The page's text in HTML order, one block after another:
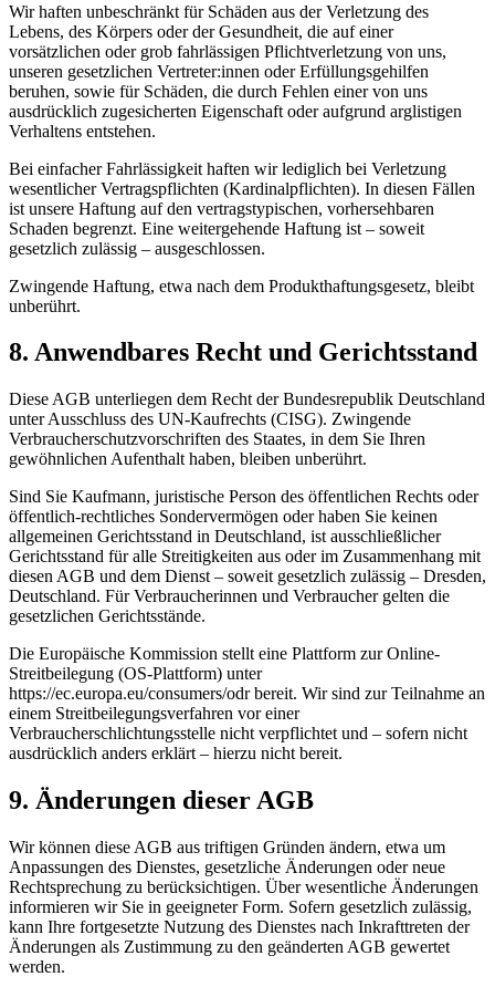
Wir haften unbeschränkt für Schäden aus der Verletzung des
Lebens, des Körpers oder der Gesundheit, die auf einer
vorsätzlichen oder grob fahrlässigen Pflichtverletzung von uns,
unseren gesetzlichen Vertreter:innen oder Erfüllungsgehilfen
beruhen, sowie für Schäden, die durch Fehlen einer von uns
ausdrücklich zugesicherten Eigenschaft oder aufgrund arglistigen
Verhaltens entstehen.
Bei einfacher Fahrlässigkeit haften wir lediglich bei Verletzung
wesentlicher Vertragspflichten (Kardinalpflichten). In diesen Fällen
ist unsere Haftung auf den vertragstypischen, vorhersehbaren
Schaden begrenzt. Eine weitergehende Haftung ist – soweit
gesetzlich zulässig – ausgeschlossen.
Zwingende Haftung, etwa nach dem Produkthaftungsgesetz, bleibt
unberührt.
8. Anwendbares Recht und Gerichtsstand
Diese AGB unterliegen dem Recht der Bundesrepublik Deutschland
unter Ausschluss des UN-Kaufrechts (CISG). Zwingende
Verbraucherschutzvorschriften des Staates, in dem Sie Ihren
gewöhnlichen Aufenthalt haben, bleiben unberührt.
Sind Sie Kaufmann, juristische Person des öffentlichen Rechts oder
öffentlich-rechtliches Sondervermögen oder haben Sie keinen
allgemeinen Gerichtsstand in Deutschland, ist ausschließlicher
Gerichtsstand für alle Streitigkeiten aus oder im Zusammenhang mit
diesen AGB und dem Dienst – soweit gesetzlich zulässig – Dresden,
Deutschland. Für Verbraucherinnen und Verbraucher gelten die
gesetzlichen Gerichtsstände.
Die Europäische Kommission stellt eine Plattform zur Online-
Streitbeilegung (OS-Plattform) unter
https://ec.europa.eu/consumers/odr bereit. Wir sind zur Teilnahme an
einem Streitbeilegungsverfahren vor einer
Verbraucherschlichtungsstelle nicht verpflichtet und – sofern nicht
ausdrücklich anders erklärt – hierzu nicht bereit.
9. Änderungen dieser AGB
Wir können diese AGB aus triftigen Gründen ändern, etwa um
Anpassungen des Dienstes, gesetzliche Änderungen oder neue
Rechtsprechung zu berücksichtigen. Über wesentliche Änderungen
informieren wir Sie in geeigneter Form. Sofern gesetzlich zulässig,
kann Ihre fortgesetzte Nutzung des Dienstes nach Inkrafttreten der
Änderungen als Zustimmung zu den geänderten AGB gewertet
werden.